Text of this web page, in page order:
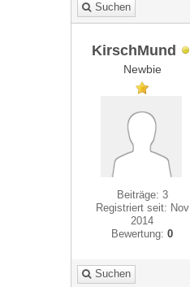
Suchen
KirschMund
Newbie
Beiträge: 3
Registriert seit: Nov
2014
Bewertung:0
Suchen